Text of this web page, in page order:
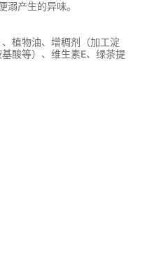
溺产生的异味。
植物油、增稠剂（加工淀
酸等）、维生素E、绿茶提